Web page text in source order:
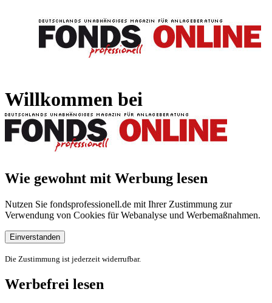
Willkommen bei
Wie gewohnt mit Werbung lesen
Nutzen Sie fondsprofessionell.de mit Ihrer Zustimmung zur
Verwendung von Cookies für Webanalyse und Werbemaßnahmen.
Einverstanden
Die Zustimmung ist jederzeit widerrufbar.
Werbefrei lesen